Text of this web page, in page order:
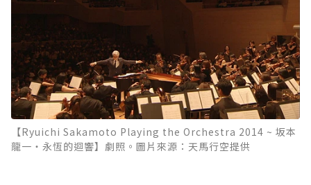
【Ryuichi Sakamoto Playing the Orchestra 2014 ~ 坂本
龍一・永恆的迴響】劇照。圖片來源：天馬行空提供